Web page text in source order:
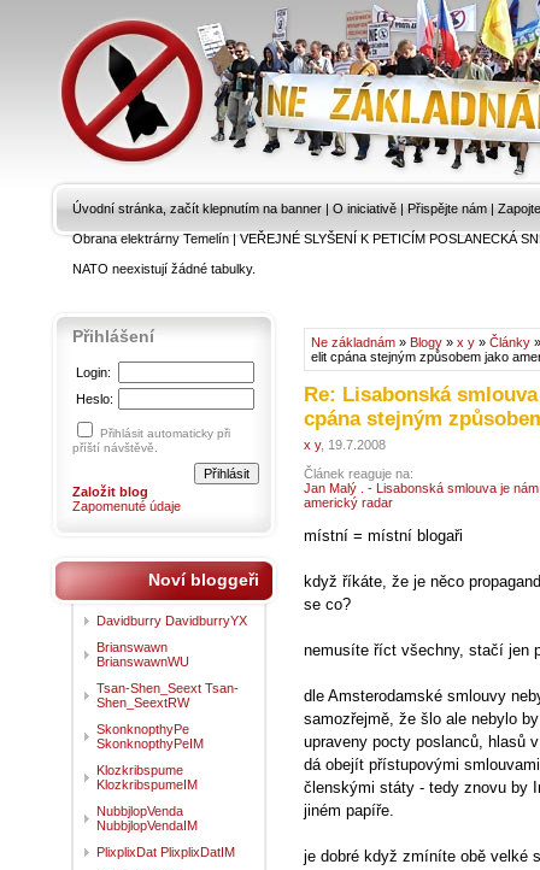
Úvodní stránka, začít klepnutím na banner | O iniciativě | Přispějte nám |
Obrana elektrárny Temelín|VEŘEJNÉ SLYŠENÍ K PETICÍM POSLANECKÁ
NATO neexistují žádné tabulky.
Ne základnám » Blogy » x y » Články
elit cpána stejným způsobem jako
Re: Lisabonská
cpána stejným
x y, 19.7.2008
Článek reaguje na:
Jan Malý . - Lisabonská smlouva je
americký radar
místní = místní blogaři
když říkáte, že je něco
se co?
nemusíte říct všechny, stačí jen
dle Amsterodamské smlouvy
samozřejmě, že šlo ale nebylo
upraveny pocty poslanců, hlasů
dá obejít přístupovými
členskými státy - tedy znovu by
jiném papíře.
je dobré když zmíníte obě velké
Přihlášení
Login:
Heslo:
Přihlásit automaticky při
příští návštěvě.
Založit blog
Zapomenuté údaje
Noví bloggeři
Davidburry DavidburryYX
Brianswawn
BrianswawnWU
Tsan-Shen_Seext Tsan-
Shen_SeextRW
SkonknopthyPe
SkonknopthyPeIM
Klozkribspume
KlozkribspumeIM
NubbjlopVenda
NubbjlopVendaIM
PlixplixDat PlixplixDatIM